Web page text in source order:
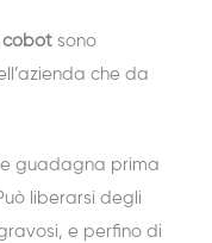
sono
che da
guadagna prima
liberarsi degli
e perfino di